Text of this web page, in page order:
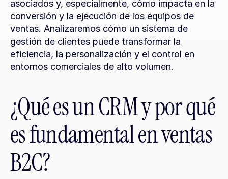
asociados y, especialmente, cómo impacta en la
conversión y la ejecución de los equipos de
ventas. Analizaremos cómo un sistema de
gestión de clientes puede transformar la
eficiencia, la personalización y el control en
entornos comerciales de alto volumen.
¿Qué es un CRM y por qué
es fundamental en ventas
B2C?